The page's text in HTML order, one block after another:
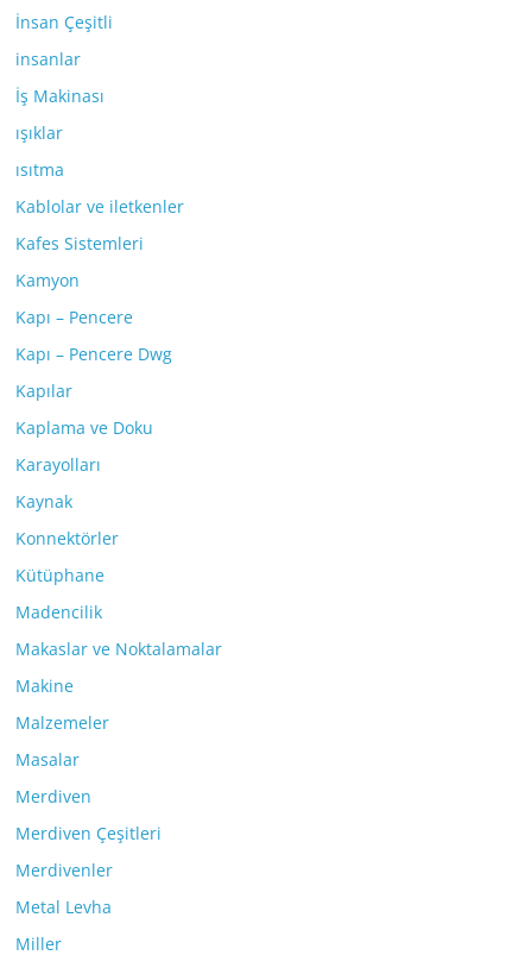
İnsan Çeşitli
insanlar
İş Makinası
ışıklar
ısıtma
Kablolar ve iletkenler
Kafes Sistemleri
Kamyon
Kapı – Pencere
Kapı – Pencere Dwg
Kapılar
Kaplama ve Doku
Karayolları
Kaynak
Konnektörler
Kütüphane
Madencilik
Makaslar ve Noktalamalar
Makine
Malzemeler
Masalar
Merdiven
Merdiven Çeşitleri
Merdivenler
Metal Levha
Miller